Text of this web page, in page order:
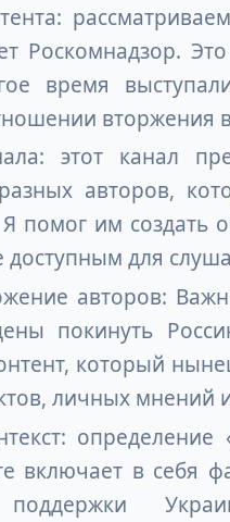
Роскомнадзор.
время
вторжения
этот канал
авторов,
помог им создать
доступным для
авторов:
покинуть
который
личных мнений
включает в себя